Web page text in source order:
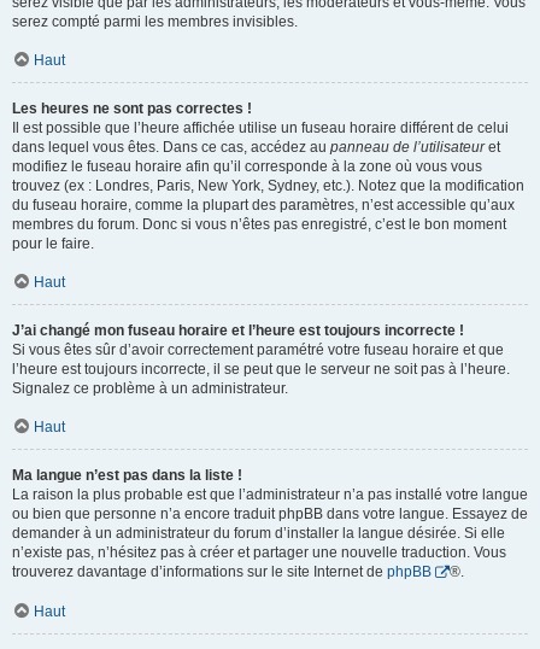
serez compté parmi les membres invisibles.
Haut
Les heures ne sont pas correctes !
Il est possible que l’heure affichée utilise un fuseau horaire différent de celui
dans lequel vous êtes. Dans ce cas, accédez au panneau de l’utilisateuret
modifiez le fuseau horaire afin qu’il corresponde à la zone où vous vous
trouvez (ex : Londres, Paris, New York, Sydney, etc.). Notez que la modification
du fuseau horaire, comme la plupart des paramètres, n’est accessible qu’aux
membres du forum. Donc si vous n’êtes pas enregistré, c’est le bon moment
pour le faire.
Haut
J’ai changé mon fuseau horaire et l’heure est toujours incorrecte !
Si vous êtes sûr d’avoir correctement paramétré votre fuseau horaire et que
l’heure est toujours incorrecte, il se peut que le serveur ne soit pas à l’heure.
Signalez ce problème à un administrateur.
Haut
Ma langue n’est pas dans la liste !
La raison la plus probable est que l’administrateur n’a pas installé votre langue
ou bien que personne n’a encore traduit phpBB dans votre langue. Essayez de
demander à un administrateur du forum d’installer la langue désirée. Si elle
n’existe pas, n’hésitez pas à créer et partager une nouvelle traduction. Vous
trouverez davantage d’informations sur le site Internet de phpBB ®.
Haut